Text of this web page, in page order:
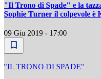
"Il Trono di Spade" e la
Sophie Turner il colpevole è
09 Giu 2019 - 17:00
"IL TRONO DI SPADE"